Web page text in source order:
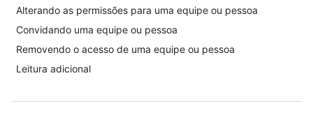
Alterando as permissões para uma equipe ou pessoa
Convidando uma equipe ou pessoa
Removendo o acesso de uma equipe ou pessoa
Leitura adicional